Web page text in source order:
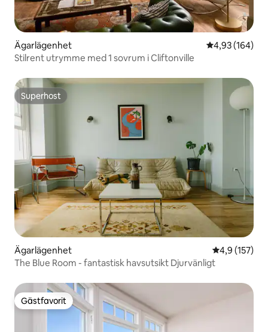
Ägarlägenhet 4,93 av 5 i
4,93 (164)
Stilrent utrymme med 1 sovrum i Cliftonville
Superhost
Superhost
Ägarlägenhet 4,9 av 5 i
4,9 (157)
The Blue Room - fantastisk havsutsikt Djurvänligt
Gästfavorit
Gästfavorit